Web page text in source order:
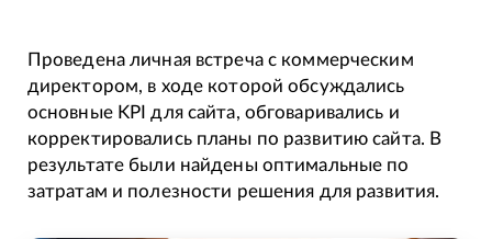
Проведена личная встреча с коммерческим
директором, в ходе которой обсуждались
основные KPI для сайта, обговаривались и
корректировались планы по развитию сайта. В
результате были найдены оптимальные по
затратам и полезности решения для развития.